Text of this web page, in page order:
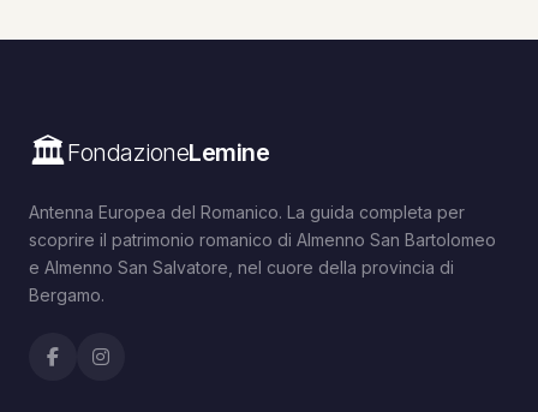
🏛️FondazioneLemine
Antenna Europea del Romanico. La guida completa per
scoprire il patrimonio romanico di Almenno San Bartolomeo
e Almenno San Salvatore, nel cuore della provincia di
Bergamo.